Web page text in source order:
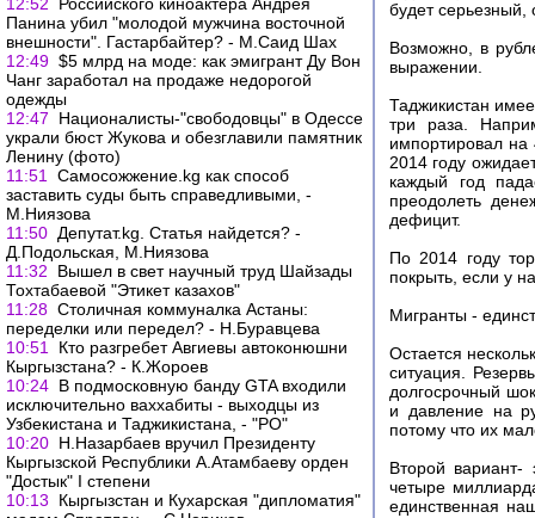
Панина убил "молодой мужчина восточной
внешности". Гастарбайтер? - М.Саид Шах
12:49 $5 млрд на моде: как эмигрант Ду Вон
Чанг заработал на продаже недорогой
одежды
12:47
Националисты-"свободовцы" в Одессе
украли бюст Жукова и обезглавили памятник
Ленину (фото)
11:51
Самосожжение.kg как способ
заставить суды быть справедливыми, -
М.Ниязова
11:50 Депутат.kg. Статья найдется? -
Д.Подольская, М.Ниязова
11:32
Вышел в свет научный труд Шайзады
Тохтабаевой "Этикет казахов"
11:28 Столичная коммуналка Астаны:
переделки или передел? - Н.Буравцева
10:51
Кто разгребет Авгиевы автоконюшни
Кыргызстана? - К.Жороев
10:24 В подмосковную банду GTA входили
исключительно ваххабиты - выходцы из
Узбекистана и Таджикистана, - "РО"
10:20 Н.Назарбаев вручил Президенту
Кыргызской Республики А.Атамбаеву орден
"Достык" I степени
10:13
Кыргызстан и Кухарская "дипломатия"
будет
Возможно, в
выражении.
Таджикистан
три раза.
импортировал
2014 году
каждый год
преодолеть
дефицит.
По 2014 году
покрыть, если у
Мигранты -
Остается
ситуация.
долгосрочный
и давление на
потому что их
Второй
четыре
единственная